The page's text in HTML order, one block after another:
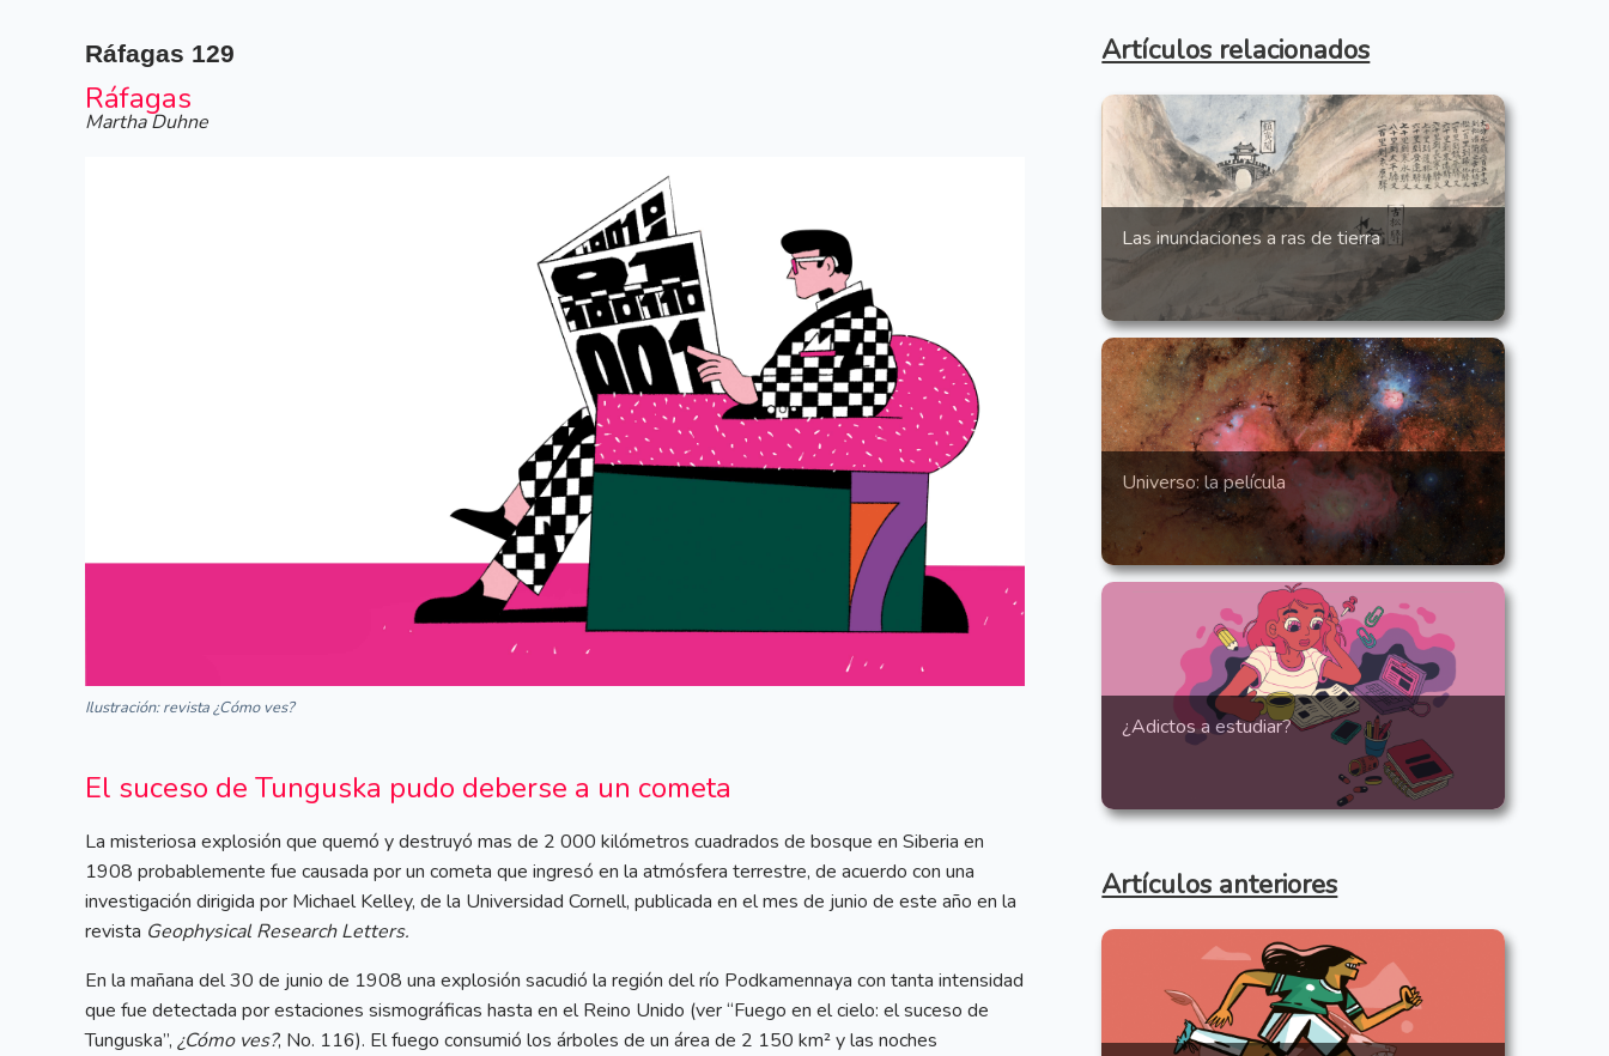
Ráfagas 129
Ráfagas
Martha Duhne
Ilustración: revista ¿Cómo ves?
El suceso de Tunguska pudo deberse a un cometa
La misteriosa explosión que quemó y destruyó mas de 2 000 kilómetros cuadrados de bosque en Siberia en
1908 probablemente fue causada por un cometa que ingresó en la atmósfera terrestre, de acuerdo con una
investigación dirigida por Michael Kelley, de la Universidad Cornell, publicada en el mes de junio de este año en la
revista Geophysical Research Letters.
En la mañana del 30 de junio de 1908 una explosión sacudió la región del río Podkamennaya con tanta intensidad
que fue detectada por estaciones sismográficas hasta en el Reino Unido (ver “Fuego en el cielo: el suceso de
Tunguska”, ¿Cómo ves?, No. 116). El fuego consumió los árboles de un área de 2 150 km² y las noches
Artículos relacionados
Las inundaciones a ras de tierra
Universo: la película
¿Adictos a estudiar?
Artículos anteriores